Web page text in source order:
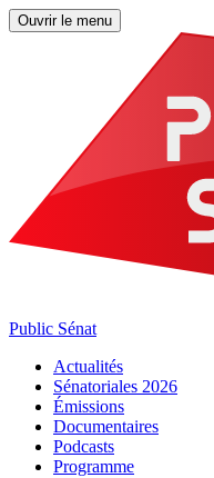
Ouvrir le menu
Public Sénat
Actualités
Sénatoriales 2026
Émissions
Documentaires
Podcasts
Programme